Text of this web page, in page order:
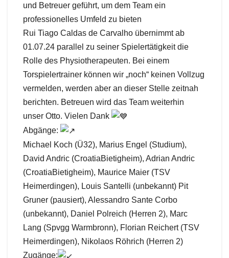
und Betreuer geführt, um dem Team ein
professionelles Umfeld zu bieten
Rui Tiago Caldas de Carvalho übernimmt ab
01.07.24 parallel zu seiner Spielertätigkeit die
Rolle des Physiotherapeuten. Bei einem
Torspielertrainer können wir „noch“ keinen Vollzug
vermelden, werden aber an dieser Stelle zeitnah
berichten. Betreuen wird das Team weiterhin
unser Otto. Vielen Dank
Abgänge:
Michael Koch (Ü32), Marius Engel (Studium),
David Andric (CroatiaBietigheim), Adrian Andric
(CroatiaBietigheim), Maurice Maier (TSV
Heimerdingen), Louis Santelli (unbekannt) Pit
Gruner (pausiert), Alessandro Sante Corbo
(unbekannt), Daniel Polreich (Herren 2), Marc
Lang (Spvgg Warmbronn), Florian Reichert (TSV
Heimerdingen), Nikolaos Röhrich (Herren 2)
Zugänge: